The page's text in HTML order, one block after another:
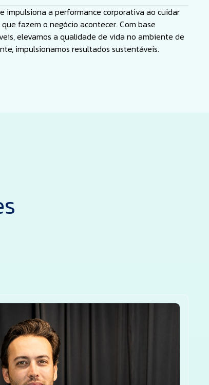
impulsiona a performance corporativa ao cuidar
fazem o negócio acontecer. Com base
elevamos a qualidade de vida no ambiente de
impulsionamos resultados sustentáveis.